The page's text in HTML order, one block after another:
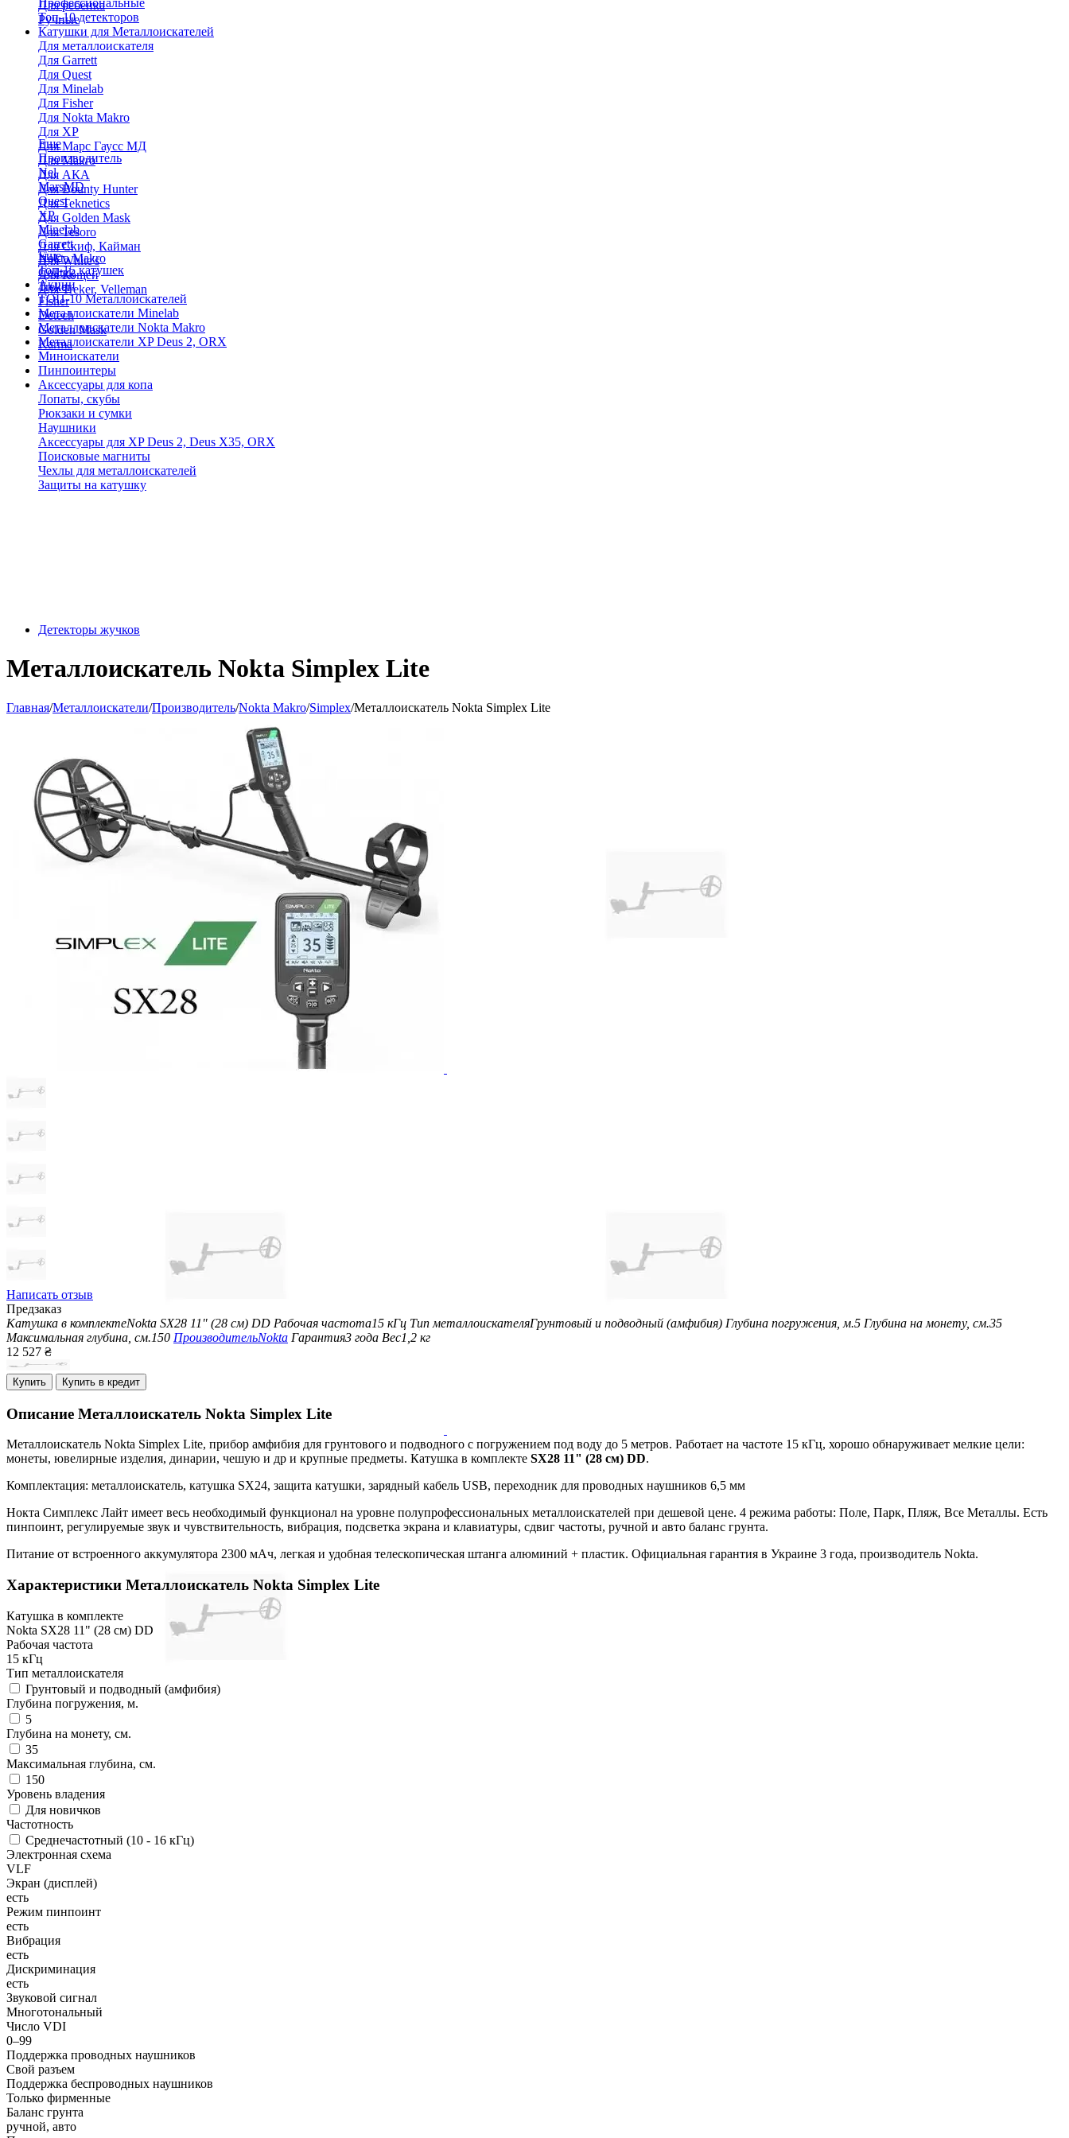
Для ребенка
Ручные
Профессиональные
Топ-10 детекторов
Катушки для Металлоискателей
Для металлоискателя
Для Garrett
Для Quest
Для Minelab
Для Fisher
Для Nokta Makro
Для XP
Для Марс Гаусс МД
Для Makro
Для АКА
Для Bounty Hunter
Для Teknetics
Для Golden Mask
Для Tesoro
Для Скиф, Кайман
Для White's
Для Кощей
Для Treker, Velleman
Еще
Производитель
Nel
MarsMD
Quest
XP
Minelab
Garrett
Nokta Makro
Coiltek
Treker
Fisher
Detech
Golden Mask
Karma
Еще
Топ-15 катушек
Акции
ТОП-10 Металлоискателей
Металлоискатели Minelab
Металлоискатели Nokta Makro
Металлоискатели XP Deus 2, ORX
Миноискатели
Пинпоинтеры
Аксессуары для копа
Лопаты, скубы
Рюкзаки и сумки
Наушники
Аксессуары для XP Deus 2, Deus X35, ORX
Поисковые магниты
Чехлы для металлоискателей
Защиты на катушку
Детекторы жучков
Металлоискатель Nokta Simplex Lite
Главная/Металлоискатели/Производитель/Nokta Makro/Simplex/Металлоискатель Nokta Simplex Lite
Написать отзыв
Предзаказ
Катушка в комплектеNokta SX28 11" (28 см) DD Рабочая частота15 кГц Тип металлоискателяГрунтовый и подводный (амфибия) Глубина погружения, м.5 Глубина на монету, см.35
Максимальная глубина, см.150 ПроизводительNokta Гарантия3 года Вес1,2 кг
12 527 ₴
Купить Купить в кредит
Описание Металлоискатель Nokta Simplex Lite
Металлоискатель Nokta Simplex Lite, прибор амфибия для грунтового и подводного с погружением под воду до 5 метров. Работает на частоте 15 кГц, хорошо обнаруживает мелкие цели:
монеты, ювелирные изделия, динарии, чешую и др и крупные предметы. Катушка в комплекте SX28 11" (28 см) DD.
Комплектация: металлоискатель, катушка SX24, защита катушки, зарядный кабель USB, переходник для проводных наушников 6,5 мм
Нокта Симплекс Лайт имеет весь необходимый функционал на уровне полупрофессиональных металлоискателей при дешевой цене. 4 режима работы: Поле, Парк, Пляж, Все Металлы. Есть
пинпоинт, регулируемые звук и чувствительность, вибрация, подсветка экрана и клавиатуры, сдвиг частоты, ручной и авто баланс грунта.
Питание от встроенного аккумулятора 2300 мАч, легкая и удобная телескопическая штанга алюминий + пластик. Официальная гарантия в Украине 3 года, производитель Nokta.
Характеристики Металлоискатель Nokta Simplex Lite
Катушка в комплекте
Nokta SX28 11" (28 см) DD
Рабочая частота
15 кГц
Тип металлоискателя
Грунтовый и подводный (амфибия)
Глубина погружения, м.
5
Глубина на монету, см.
35
Максимальная глубина, см.
150
Уровень владения
Для новичков
Частотность
Среднечастотный (10 - 16 кГц)
Электронная схема
VLF
Экран (дисплей)
есть
Режим пинпоинт
есть
Вибрация
есть
Дискриминация
есть
Звуковой сигнал
Многотональный
Число VDI
0–99
Поддержка проводных наушников
Свой разъем
Поддержка беспроводных наушников
Только фирменные
Баланс грунта
ручной, авто